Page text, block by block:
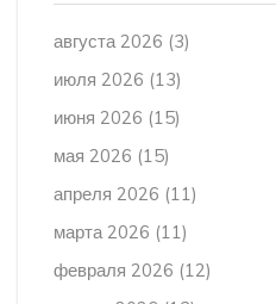
августа 2026 (3)
июля 2026 (13)
июня 2026 (15)
мая 2026 (15)
апреля 2026 (11)
марта 2026 (11)
февраля 2026 (12)